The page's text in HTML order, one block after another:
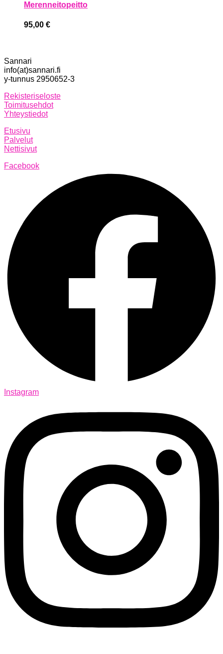
Merenneitopeitto
95,00 €
Sannari
info(at)sannari.fi
y-tunnus 2950652-3
Rekisteriseloste
Toimitusehdot
Yhteystiedot
Etusivu
Palvelut
Nettisivut
Facebook
Instagram